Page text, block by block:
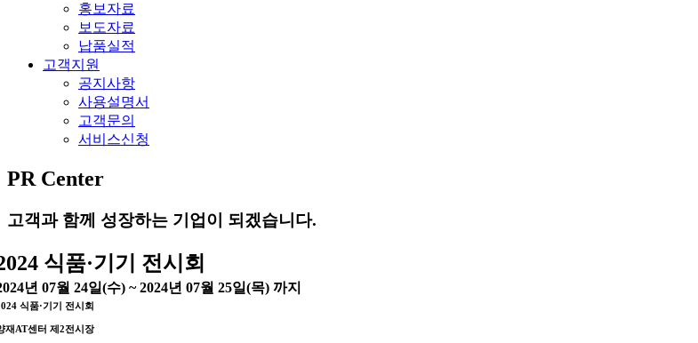
홍보자료
보도자료
납품실적
고객지원
공지사항
사용설명서
고객문의
서비스신청
PR Center
고객과 함께 성장하는 기업이 되겠습니다.
식품·기기 전시회
년 07월 24일(수) ~ 2024년 07월 25일(목) 까지
식품·기기 전시회
재AT센터 제2전시장